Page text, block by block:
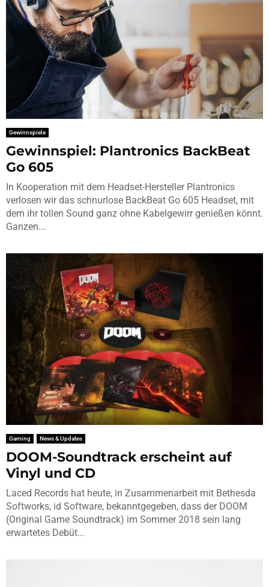
Gewinnspiele
Gewinnspiel: Plantronics BackBeat
Go 605
In Kooperation mit dem Headset-Hersteller Plantronics
verlosen wir das schnurlose BackBeat Go 605 Headset, mit
dem ihr tollen Sound ganz ohne Kabelgewirr genießen könnt.
Ganzen...
Gaming News & Updates
DOOM-Soundtrack erscheint auf
Vinyl und CD
Laced Records hat heute, in Zusammenarbeit mit Bethesda
Softworks, id Software, bekanntgegeben, dass der DOOM
(Original Game Soundtrack) im Sommer 2018 sein lang
erwartetes Debüt...